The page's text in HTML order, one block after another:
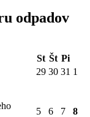
odpadov
St Št Pi
29 30 31 1
5 6 7 8